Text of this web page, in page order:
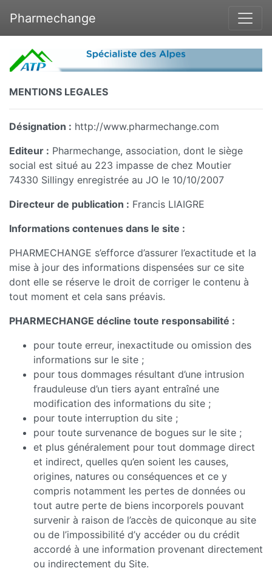
Pharmechange
MENTIONS LEGALES
Désignation : http://www.pharmechange.com
Editeur : Pharmechange, association, dont le siège
social est situé au 223 impasse de chez Moutier
74330 Sillingy enregistrée au JO le 10/10/2007
Directeur de publication : Francis LIAIGRE
Informations contenues dans le site :
PHARMECHANGE s’efforce d’assurer l’exactitude et la
mise à jour des informations dispensées sur ce site
dont elle se réserve le droit de corriger le contenu à
tout moment et cela sans préavis.
PHARMECHANGE décline toute responsabilité :
pour toute erreur, inexactitude ou omission des
informations sur le site ;
pour tous dommages résultant d’une intrusion
frauduleuse d’un tiers ayant entraîné une
modification des informations du site ;
pour toute interruption du site ;
pour toute survenance de bogues sur le site ;
et plus généralement pour tout dommage direct
et indirect, quelles qu’en soient les causes,
origines, natures ou conséquences et ce y
compris notamment les pertes de données ou
tout autre perte de biens incorporels pouvant
survenir à raison de l’accès de quiconque au site
ou de l’impossibilité d’y accéder ou du crédit
accordé à une information provenant directement
ou indirectement du Site.